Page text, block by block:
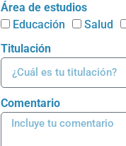
Área de estudios
Educación
Salud
Titulación
Comentario